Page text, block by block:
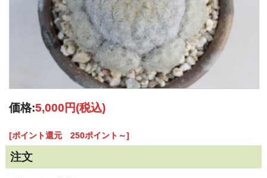
価格:5,000円(税込)
[ポイント還元 250ポイント～]
注文